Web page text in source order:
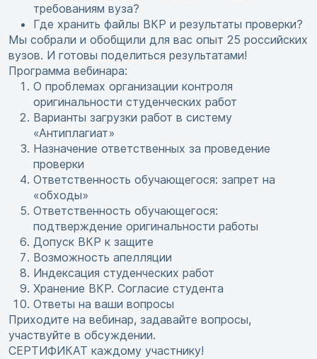
требованиям вуза?
Где хранить файлы ВКР и результаты проверки?
Мы собрали и обобщили для вас опыт 25 российских
вузов. И готовы поделиться результатами!
Программа вебинара:
О проблемах организации контроля
оригинальности студенческих работ
Варианты загрузки работ в систему
«Антиплагиат»
Назначение ответственных за проведение
проверки
Ответственность обучающегося: запрет на
«обходы»
Ответственность обучающегося:
подтверждение оригинальности работы
Допуск ВКР к защите
Возможность апелляции
Индексация студенческих работ
Хранение ВКР. Согласие студента
Ответы на ваши вопросы
Приходите на вебинар, задавайте вопросы,
участвуйте в обсуждении.
СЕРТИФИКАТ каждому участнику!